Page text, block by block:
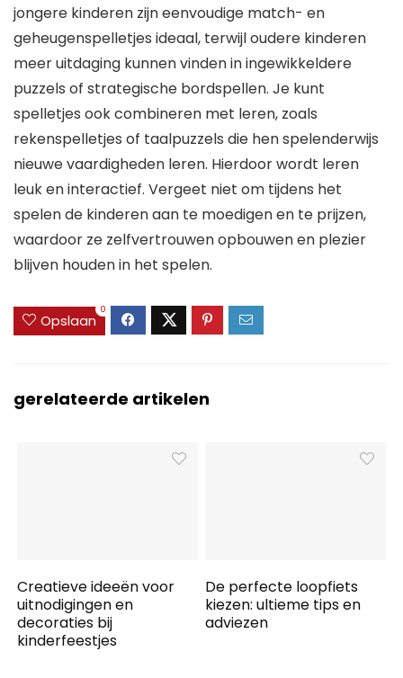
jongere kinderen zijn eenvoudige match- en
geheugenspelletjes ideaal, terwijl oudere kinderen
meer uitdaging kunnen vinden in ingewikkeldere
puzzels of strategische bordspellen. Je kunt
spelletjes ook combineren met leren, zoals
rekenspelletjes of taalpuzzels die hen spelenderwijs
nieuwe vaardigheden leren. Hierdoor wordt leren
leuk en interactief. Vergeet niet om tijdens het
spelen de kinderen aan te moedigen en te prijzen,
waardoor ze zelfvertrouwen opbouwen en plezier
blijven houden in het spelen.
Opslaan
0
gerelateerde artikelen
Creatieve ideeën voor
uitnodigingen en
decoraties bij
kinderfeestjes
De perfecte loopfiets
kiezen: ultieme tips en
adviezen